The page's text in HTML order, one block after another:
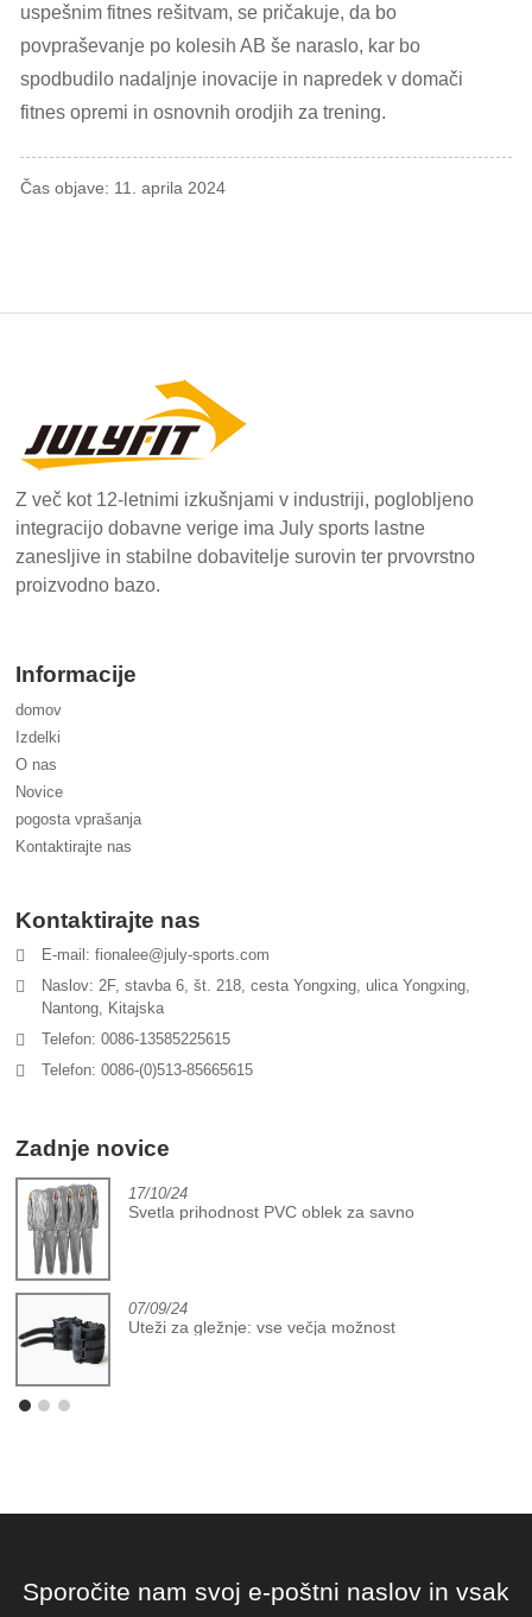
uspešnim fitnes rešitvam, se pričakuje, da bo
povpraševanje po kolesih AB še naraslo, kar bo
spodbudilo nadaljnje inovacije in napredek v domači
fitnes opremi in osnovnih orodjih za trening.
Čas objave: 11. aprila 2024
Z več kot 12-letnimi izkušnjami v industriji, poglobljeno
integracijo dobavne verige ima July sports lastne
zanesljive in stabilne dobavitelje surovin ter prvovrstno
proizvodno bazo.
Informacije
domov
Izdelki
O nas
Novice
pogosta vprašanja
Kontaktirajte nas
Kontaktirajte nas
E-mail: fionalee@july-sports.com
Naslov: 2F, stavba 6, št. 218, cesta Yongxing, ulica Yongxing,
Nantong, Kitajska
Telefon: 0086-13585225615
Telefon: 0086-(0)513-85665615
Zadnje novice
17/10/24
Svetla prihodnost PVC oblek za savno
07/09/24
Uteži za gležnje: vse večja možnost
Sporočite nam svoj e-poštni naslov in vsak